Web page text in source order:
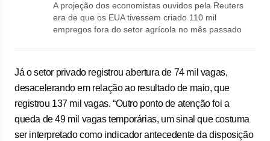
A projeção dos economistas ouvidos pela Reuters
era de que os EUA tivessem criado 110 mil
empregos fora do setor agrícola no mês passado
Já o setor privado registrou abertura de 74 mil vagas,
desacelerando em relação ao resultado de maio, que
registrou 137 mil vagas. “Outro ponto de atenção foi a
queda de 49 mil vagas temporárias, um sinal que costuma
ser interpretado como indicador antecedente da disposição